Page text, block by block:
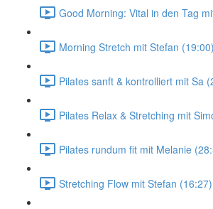
Good Morning: Vital in den Tag
Morning Stretch mit Stefan (19:00)
Pilates sanft & kontrolliert mit Sa
Pilates Relax & Stretching mit
Pilates rundum fit mit Melanie
Stretching Flow mit Stefan (16:27)